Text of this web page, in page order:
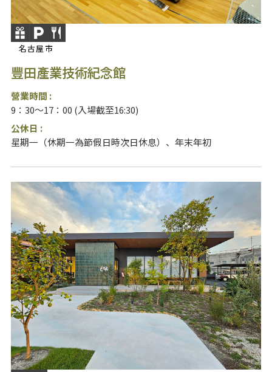
名古屋市
豐田產業技術紀念館
營業時間 :
9：30～17：00 (入場截至16:30)
公休日 :
星期一（休期一為節假日時次日休息）、年末年初